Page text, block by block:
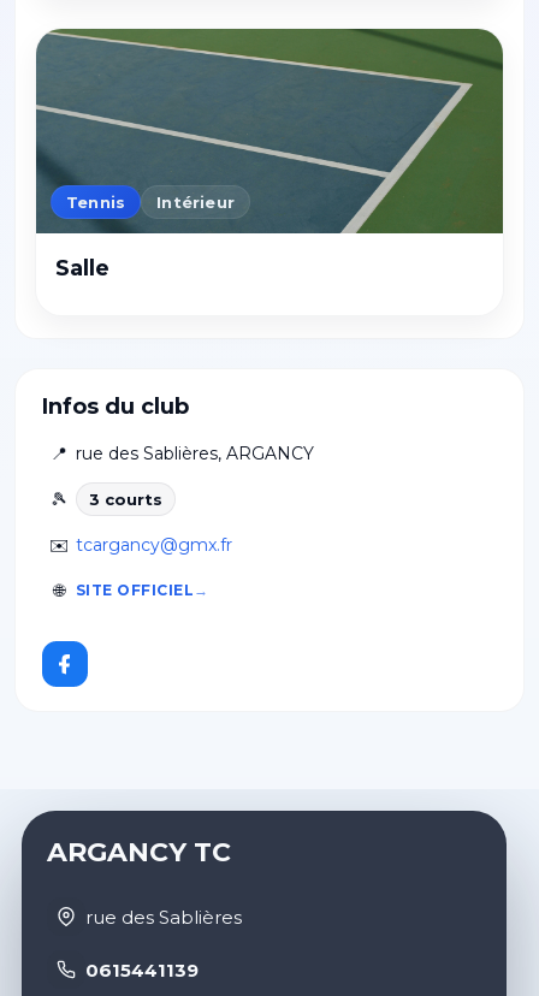
Infos du club
📍 rue des Sablières, ARGANCY
🎾 3 courts
✉️ tcargancy@gmx.fr
🌐 SITE OFFICIEL
Tennis Intérieur
Salle
ARGANCY TC
rue des Sablières
0615441139